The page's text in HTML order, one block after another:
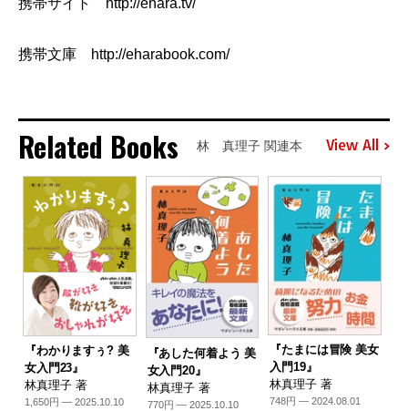
携帯サイト http://ehara.tv/
携帯文庫 http://eharabook.com/
Related Books 林 真理子 関連本 View All
『わかりますぅ? 美
女入門23』
林真理子 著
1,650円 — 2025.10.10
『あした何着よう 美
女入門20』
林真理子 著
770円 — 2025.10.10
『たまには冒険 美女
入門19』
林真理子 著
748円 — 2024.08.01